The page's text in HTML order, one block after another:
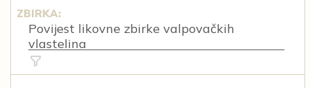
ZBIRKA:
Povijest likovne zbirke valpovačkih
vlastelina